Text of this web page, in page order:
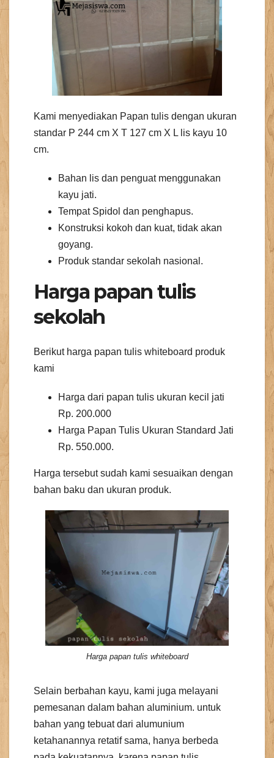
Kami menyediakan Papan tulis dengan ukuran
standar P 244 cm X T 127 cm X L lis kayu 10
cm.
Bahan lis dan penguat menggunakan
kayu jati.
Tempat Spidol dan penghapus.
Konstruksi kokoh dan kuat, tidak akan
goyang.
Produk standar sekolah nasional.
Harga papan tulis
sekolah
Berikut harga papan tulis whiteboard produk
kami
Harga dari papan tulis ukuran kecil jati
Rp. 200.000
Harga Papan Tulis Ukuran Standard Jati
Rp. 550.000.
Harga tersebut sudah kami sesuaikan dengan
bahan baku dan ukuran produk.
Harga papan tulis whiteboard
Selain berbahan kayu, kami juga melayani
pemesanan dalam bahan aluminium. untuk
bahan yang tebuat dari alumunium
ketahanannya retatif sama, hanya berbeda